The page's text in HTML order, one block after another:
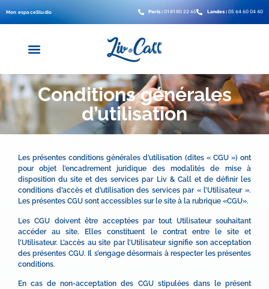
Mon espaceStudio Paris : 01 81 80 22 65 Landes :05 64 60 04 40
Conditions générales
d’utilisation
Les présentes conditions générales d’utilisation (dites « CGU ») ont
pour objet l’encadrement juridique des modalités de mise à
disposition du site et des services par Liv & Call et de définir les
conditions d’accès et d’utilisation des services par « l’Utilisateur ».
Les présentes CGU sont accessibles sur le site à la rubrique «CGU».
Les CGU doivent être acceptées par tout Utilisateur souhaitant
accéder au site. Elles constituent le contrat entre le site et
l’Utilisateur. L’accès au site par l’Utilisateur signifie son acceptation
des présentes CGU. Il s’engage désormais à respecter les présentes
conditions.
En cas de non-acceptation des CGU stipulées dans le présent